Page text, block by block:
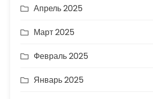
Апрель 2025
Март 2025
Февраль 2025
Январь 2025